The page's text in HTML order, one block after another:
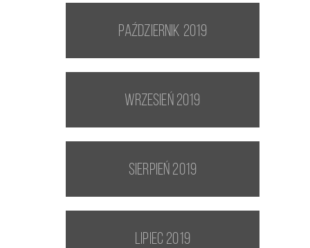
październik 2019
wrzesień 2019
sierpień 2019
lipiec 2019